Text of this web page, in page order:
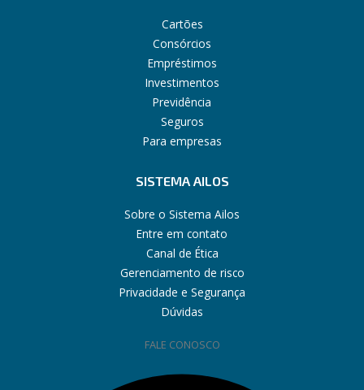
Cartões
Consórcios
Empréstimos
Investimentos
Previdência
Seguros
Para empresas
SISTEMA AILOS
Sobre o Sistema Ailos
Entre em contato
Canal de Ética
Gerenciamento de risco
Privacidade e Segurança
Dúvidas
FALE CONOSCO